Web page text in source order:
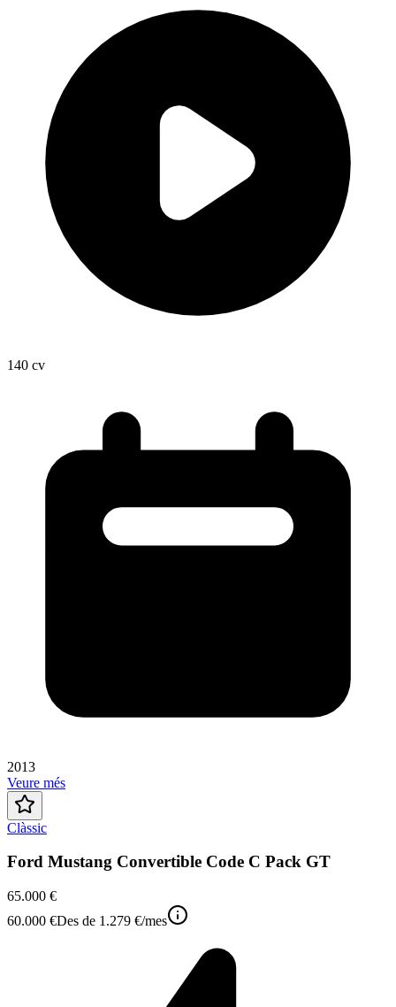
140 cv
2013
Veure més
Clàssic
Ford Mustang Convertible Code C Pack GT
65.000 €
60.000 €Des de 1.279 €/mes